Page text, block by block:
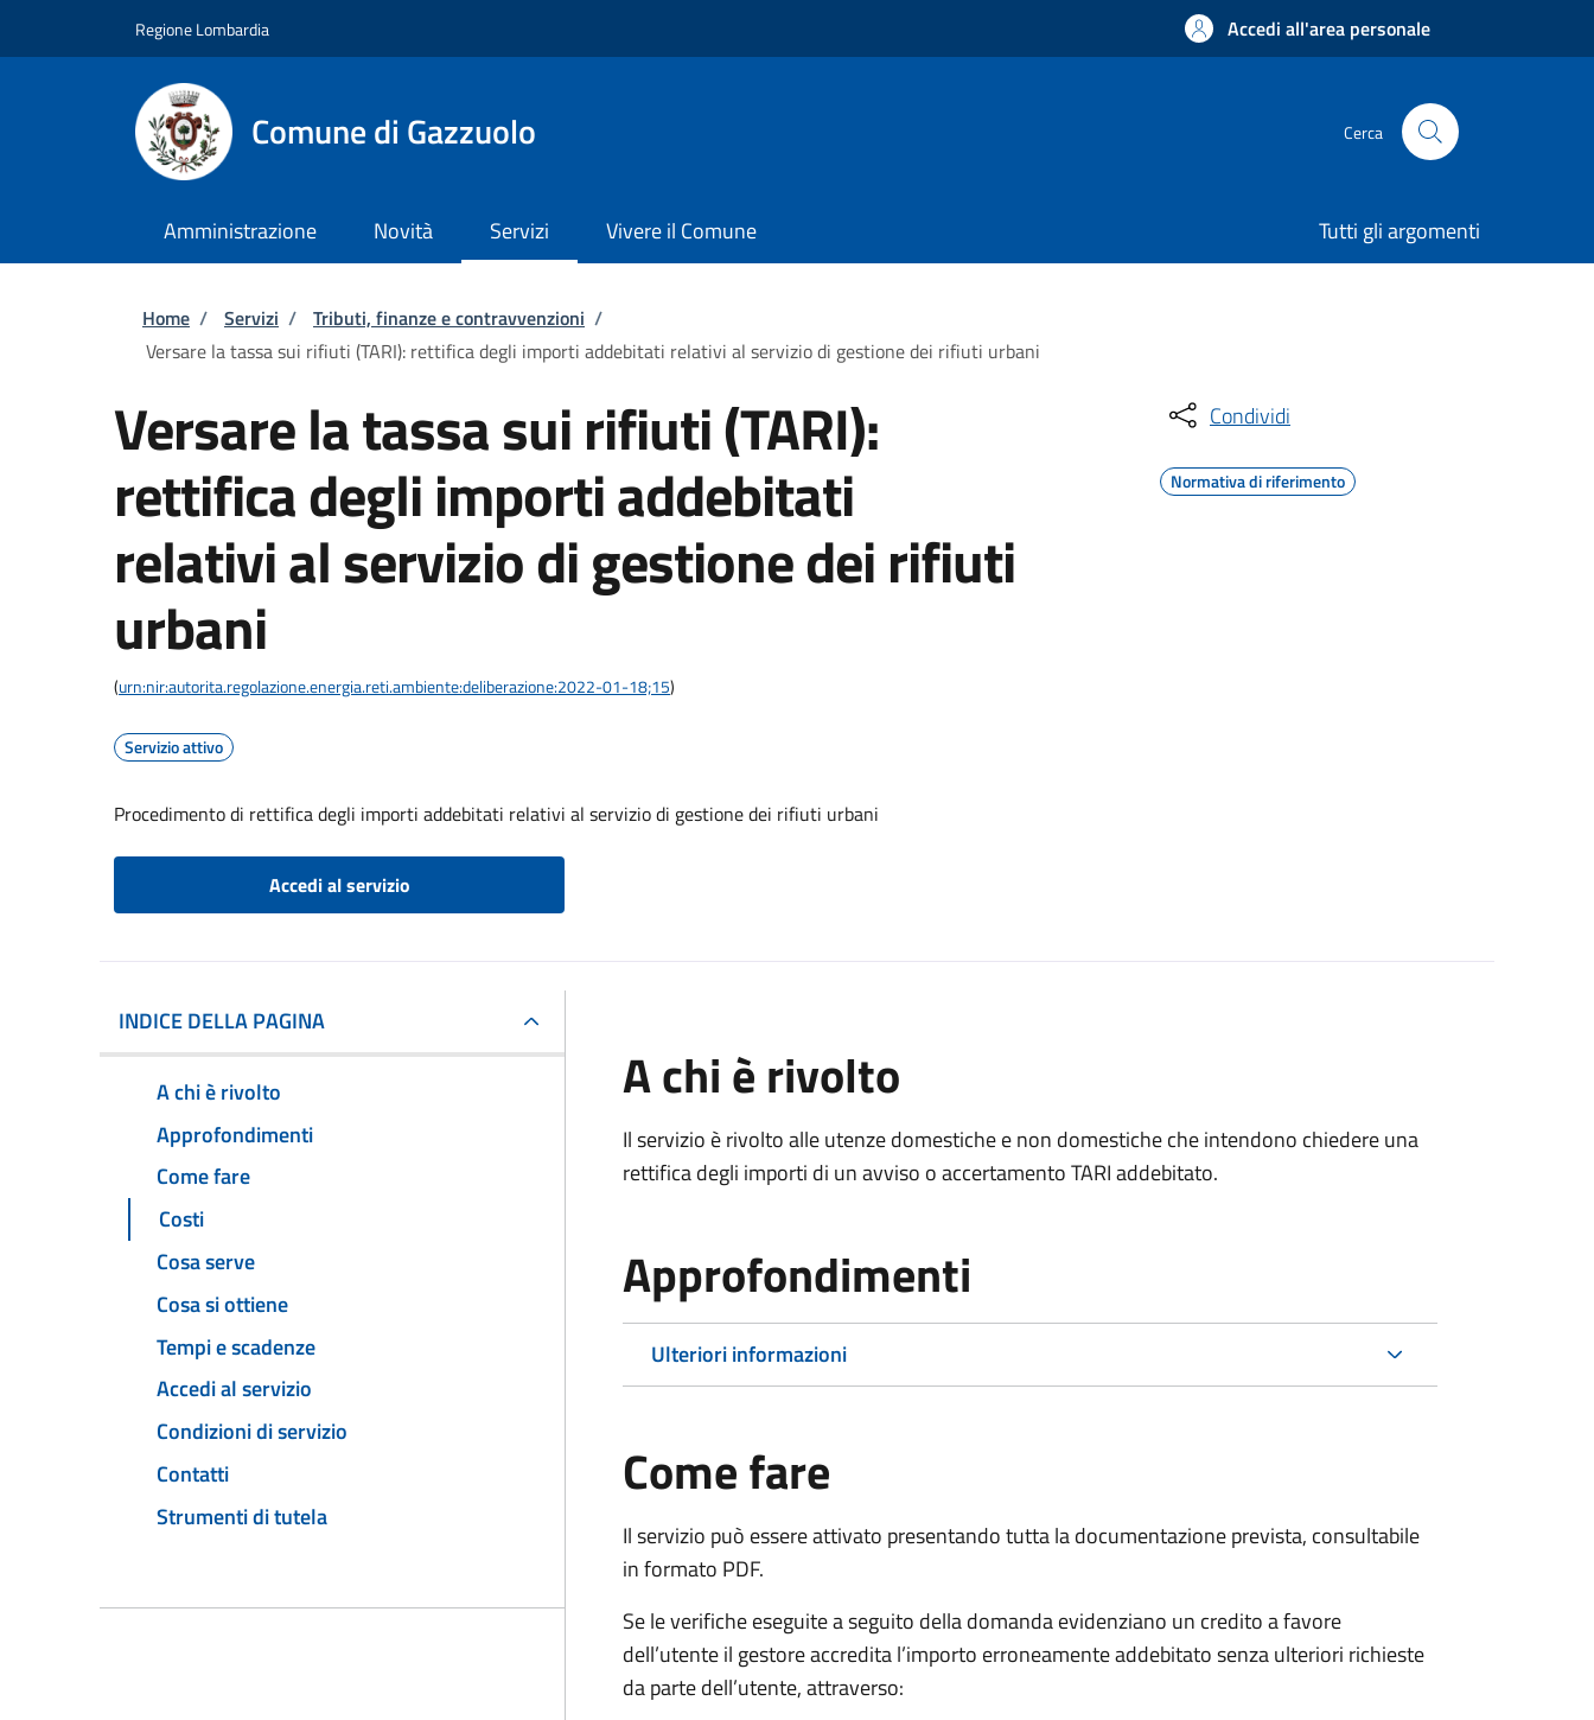
Regione Lombardia Accedi all'area personale
Comune di Gazzuolo Cerca
Amministrazione Novità Servizi Vivere il Comune Tutti gli argomenti
Briciole di pane
Home / Servizi / Tributi, finanze e contravvenzioni /
Versare la tassa sui rifiuti (TARI): rettifica degli importi addebitati relativi al servizio di gestione dei rifiuti urbani
Versare la tassa sui rifiuti (TARI):
rettifica degli importi addebitati
relativi al servizio di gestione dei rifiuti
urbani
(urn:nir:autorita.regolazione.energia.reti.ambiente:deliberazione:2022-01-18;15)
Servizio attivo
Procedimento di rettifica degli importi addebitati relativi al servizio di gestione dei rifiuti urbani
Accedi al servizio
Condividi
Normativa di riferimento
INDICE DELLA PAGINA
A chi è rivolto
Approfondimenti
Come fare
Costi
Cosa serve
Cosa si ottiene
Tempi e scadenze
Accedi al servizio
Condizioni di servizio
Contatti
Strumenti di tutela
A chi è rivolto
Il servizio è rivolto alle utenze domestiche e non domestiche che intendono chiedere una
rettifica degli importi di un avviso o accertamento TARI addebitato.
Approfondimenti
Ulteriori informazioni
Come fare
Il servizio può essere attivato presentando tutta la documentazione prevista, consultabile
in formato PDF.
Se le verifiche eseguite a seguito della domanda evidenziano un credito a favore
dell’utente il gestore accredita l’importo erroneamente addebitato senza ulteriori richieste
da parte dell’utente, attraverso: